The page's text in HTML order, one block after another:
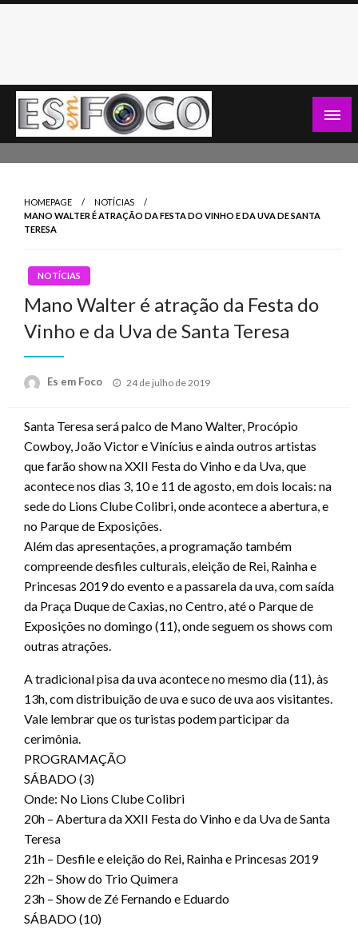
Skip
HOMEPAGE
NOTÍCIAS
MANO WALTER É ATRAÇÃO DA FESTA DO VINHO E DA UVA DE SANTA
TERESA
NOTÍCIAS
Mano Walter é atração da Festa do
Vinho e da Uva de Santa Teresa
Es em Foco
Posted
24 de julho de 2019
Santa Teresa será palco de Mano Walter, Procópio
Cowboy, João Victor e Vinícius e ainda outros artistas
que farão show na XXII Festa do Vinho e da Uva, que
acontece nos dias 3, 10 e 11 de agosto, em dois locais: na
sede do Lions Clube Colibri, onde acontece a abertura, e
no Parque de Exposições.
Além das apresentações, a programação também
compreende desfiles culturais, eleição de Rei, Rainha e
Princesas 2019 do evento e a passarela da uva, com saída
da Praça Duque de Caxias, no Centro, até o Parque de
Exposições no domingo (11), onde seguem os shows com
outras atrações.
A tradicional pisa da uva acontece no mesmo dia (11), às
13h, com distribuição de uva e suco de uva aos visitantes.
Vale lembrar que os turistas podem participar da
cerimônia.
PROGRAMAÇÃO
SÁBADO (3)
Onde: No Lions Clube Colibri
20h – Abertura da XXII Festa do Vinho e da Uva de Santa
Teresa
21h – Desfile e eleição do Rei, Rainha e Princesas 2019
22h – Show do Trio Quimera
23h – Show de Zé Fernando e Eduardo
SÁBADO (10)